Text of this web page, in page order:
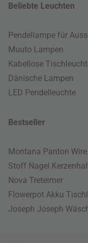
Beliebte Leuchten
Pendellampe für
Muuto Lampen
Kabellose
Dänische Lampen
LED Pendelleuchte
Bestseller
Montana Panton Wire
Stoff Nagel
Nova Treteimer
Flowerpot Akku
Joseph Joseph